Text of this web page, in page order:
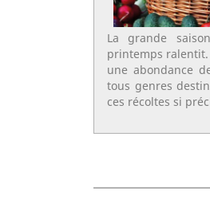
La grande
printemps
une abondance
tous genres
ces récoltes si